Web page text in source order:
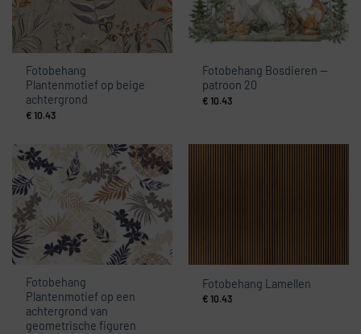
Fotobehang
Plantenmotief op beige
achtergrond
€ 10.43
Fotobehang Bosdieren —
patroon 20
€ 10.43
Fotobehang
Plantenmotief op een
achtergrond van
geometrische figuren
Fotobehang Lamellen
€ 10.43